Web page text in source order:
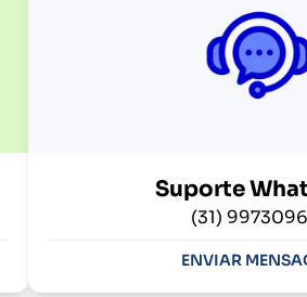
Suporte
(31)
ENVIAR